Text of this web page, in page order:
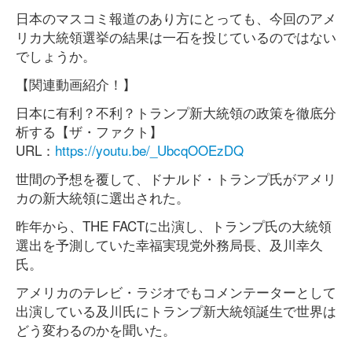
日本のマスコミ報道のあり方にとっても、今回のアメ
リカ大統領選挙の結果は一石を投じているのではない
でしょうか。
【関連動画紹介！】
日本に有利？不利？トランプ新大統領の政策を徹底分
析する【ザ・ファクト】
URL： https://youtu.be/_UbcqOOEzDQ
世間の予想を覆して、ドナルド・トランプ氏がアメリ
カの新大統領に選出された。
昨年から、THE FACTに出演し、トランプ氏の大統領
選出を予測していた幸福実現党外務局長、及川幸久
氏。
アメリカのテレビ・ラジオでもコメンテーターとして
出演している及川氏にトランプ新大統領誕生で世界は
どう変わるのかを聞いた。